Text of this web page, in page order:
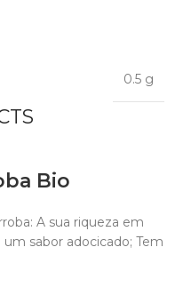
0.5 g
Bio
A sua riqueza em
sabor adocicado; Tem